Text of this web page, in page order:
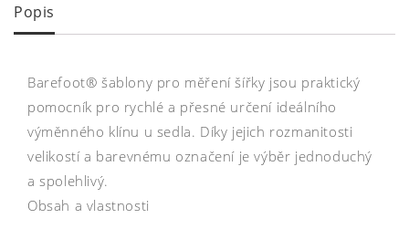
Popis
Barefoot® šablony pro měření šířky jsou praktický
pomocník pro rychlé a přesné určení ideálního
výměnného klínu u sedla. Díky jejich rozmanitosti
velikostí a barevnému označení je výběr jednoduchý
a spolehlivý.
Obsah a vlastnosti